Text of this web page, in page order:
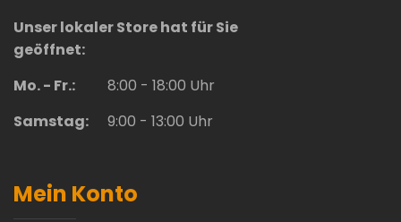
Unser lokaler Store hat für Sie
geöffnet:
Mo. - Fr.:
8:00 - 18:00 Uhr
Samstag:
9:00 - 13:00 Uhr
Mein Konto